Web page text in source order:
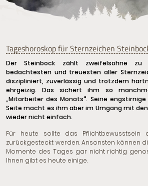
Tageshoroskop für Sternzeichen
Der Steinbock zählt zweifelsohne zu
bedachtesten und treuesten aller
diszipliniert, zuverlässig und trotzdem
ehrgeizig. Das sichert ihm so
„Mitarbeiter des Monats“. Seine
Seite macht es ihm aber im Umgang mit
wieder nicht einfach.
Für heute sollte das Pflichtbewusstsein
zurückgesteckt werden. Ansonsten können
Momente des Tages gar nicht richtig
Ihnen gibt es heute einige.